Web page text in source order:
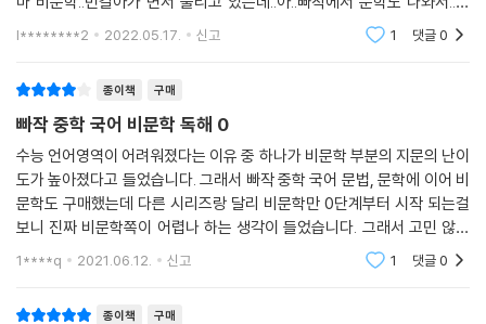
l********2 2022.05.17. 신고 1 댓글0
종이책 구매
빠작 중학 국어 비문학 독해 0
수능 언어영역이 어려워졌다는 이유 중 하나가 비문학 부분의 지문의 난이
도가 높아졌다고 들었습니다. 그래서 빠작 중학 국어 문법, 문학에 이어 비
문학도 구매했는데 다른 시리즈랑 달리 비문학만 0단계부터 시작 되는걸
보니 진짜 비문학쪽이 어렵나 하는 생각이 들었습니다. 그래서 고민 않고
0 단계별로 차근차근 하는게 맞다는 생각이 들어서 구매했습니다. 비문학
이다 보니 다양
1****q 2021.06.12. 신고 1 댓글0
종이책 구매